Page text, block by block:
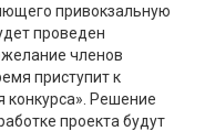
привокзальную
проведен
членов
приступит к
Решение
проекта будут